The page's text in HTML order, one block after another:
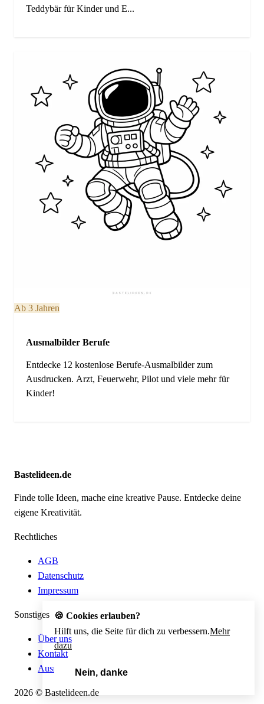
Teddybär für Kinder und E...
Ab 3 Jahren
Ausmalbilder Berufe
Entdecke 12 kostenlose Berufe-Ausmalbilder zum
Ausdrucken. Arzt, Feuerwehr, Pilot und viele mehr für
Kinder!
Bastelideen.de
Finde tolle Ideen, mache eine kreative Pause. Entdecke deine
eigene Kreativität.
Rechtliches
AGB
Datenschutz
Impressum
Sonstiges
Über uns
Kontakt
Ausmalbild erstellen
2026 © Bastelideen.de
🍪 Cookies erlauben?
Hilft uns, die Seite für dich zu verbessern.Mehr
dazu
Nein, danke